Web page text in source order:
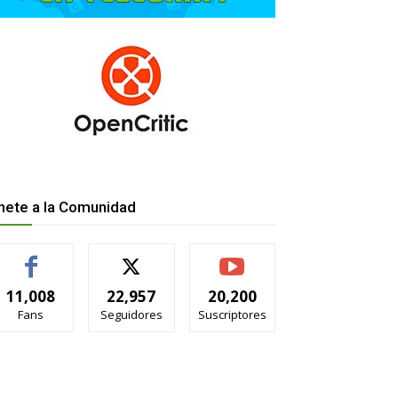
a la Comunidad
11,008
Fans
22,957
Seguidores
20,200
Suscriptores